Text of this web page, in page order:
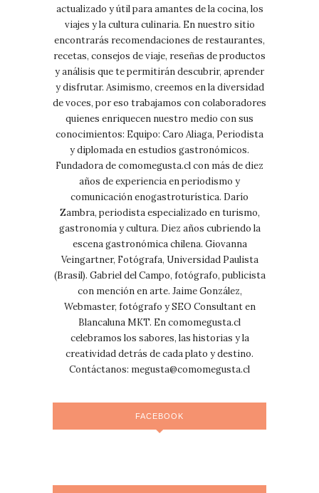
actualizado y útil para amantes de la cocina, los
viajes y la cultura culinaria. En nuestro sitio
encontrarás recomendaciones de restaurantes,
recetas, consejos de viaje, reseñas de productos
y análisis que te permitirán descubrir, aprender
y disfrutar. Asimismo, creemos en la diversidad
de voces, por eso trabajamos con colaboradores
quienes enriquecen nuestro medio con sus
conocimientos: Equipo: Caro Aliaga, Periodista
y diplomada en estudios gastronómicos.
Fundadora de comomegusta.cl con más de diez
años de experiencia en periodismo y
comunicación enogastroturística. Darío
Zambra, periodista especializado en turismo,
gastronomía y cultura. Diez años cubriendo la
escena gastronómica chilena. Giovanna
Veingartner, Fotógrafa, Universidad Paulista
(Brasil). Gabriel del Campo, fotógrafo, publicista
con mención en arte. Jaime González,
Webmaster, fotógrafo y SEO Consultant en
Blancaluna MKT. En comomegusta.cl
celebramos los sabores, las historias y la
creatividad detrás de cada plato y destino.
Contáctanos: megusta@comomegusta.cl
FACEBOOK